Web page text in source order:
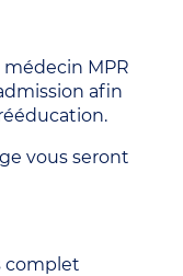
MPR
afin
vous seront
complet